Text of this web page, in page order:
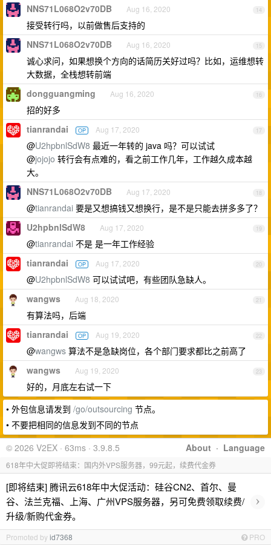
14
NNS71L068O2v70DB Aug 16, 2020
接受转行吗，以前做售后支持的
15
NNS71L068O2v70DB Aug 16, 2020
诚心求问，如果想换个方向的话简历关好过吗？比如，运维想转
大数据，全栈想转前端
16
dongguangming Aug 16, 2020
招的好多
17
tianrandai OP Aug 17, 2020
@U2hpbnlSdW8 最近一年转的 java 吗？可以试试
@jojojo 转行会有点难的，看之前工作几年，工作越久成本越
大。
18
NNS71L068O2v70DB Aug 17, 2020
@tianrandai 要是又想搞钱又想换行，是不是只能去拼多多了？
19
U2hpbnlSdW8 Aug 17, 2020
@tianrandai 不是 是一年工作经验
20
tianrandai OP Aug 17, 2020
@U2hpbnlSdW8 可以试试吧，有些团队急缺人。
21
wangws Aug 18, 2020
有算法吗，后端
22
tianrandai OP Aug 19, 2020
@wangws 算法不是急缺岗位，各个部门要求都比之前高了
23
wangws Aug 19, 2020
好的，月底左右试一下
• 外包信息请发到 /go/outsourcing 节点。
• 不要把相同的信息发到不同的节点
About · Language
© 2026 V2EX · 63ms · 3.9.8.5
618年中大促即将结束：国内外VPS服务器，99元起，续费代金券
[即将结束] 腾讯云618年中大促活动：硅谷CN2、首尔、曼
谷、法兰克福、上海、广州VPS服务器，另可免费领取续费/
升级/新购代金券。
›
Promoted byid7368 PRO